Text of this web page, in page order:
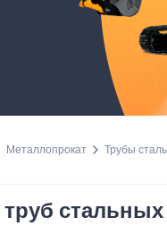
Металлопрокат Трубы